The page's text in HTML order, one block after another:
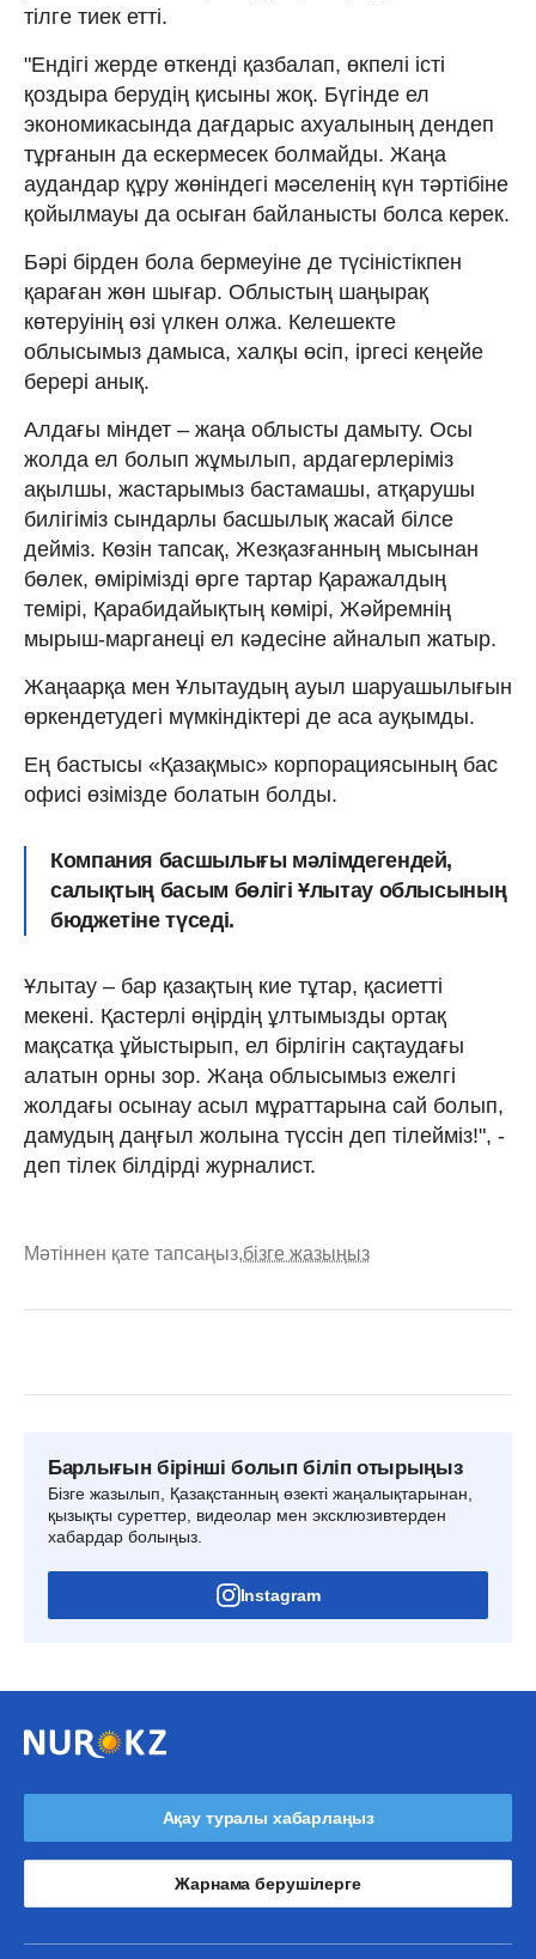
тілге тиек етті.
"Ендігі жерде өткенді қазбалап, өкпелі істі
қоздыра берудің қисыны жоқ. Бүгінде ел
экономикасында дағдарыс ахуалының дендеп
тұрғанын да ескермесек болмайды. Жаңа
аудандар құру жөніндегі мәселенің күн тәртібіне
қойылмауы да осыған байланысты болса керек.
Бәрі бірден бола бермеуіне де түсіністікпен
қараған жөн шығар. Облыстың шаңырақ
көтеруінің өзі үлкен олжа. Келешекте
облысымыз дамыса, халқы өсіп, іргесі кеңейе
берері анық.
Алдағы міндет – жаңа облысты дамыту. Осы
жолда ел болып жұмылып, ардагерлеріміз
ақылшы, жастарымыз бастамашы, атқарушы
билігіміз сындарлы басшылық жасай білсе
дейміз. Көзін тапсақ, Жезқазғанның мысынан
бөлек, өмірімізді өрге тартар Қаражалдың
темірі, Қарабидайықтың көмірі, Жәйремнің
мырыш-марганеці ел кәдесіне айналып жатыр.
Жаңаарқа мен Ұлытаудың ауыл шаруашылығын
өркендетудегі мүмкіндіктері де аса ауқымды.
Ең бастысы «Қазақмыс» корпорациясының бас
офисі өзімізде болатын болды.
Компания басшылығы мәлімдегендей,
салықтың басым бөлігі Ұлытау облысының
бюджетіне түседі.
Ұлытау – бар қазақтың кие тұтар, қасиетті
мекені. Қастерлі өңірдің ұлтымызды ортақ
мақсатқа ұйыстырып, ел бірлігін сақтаудағы
алатын орны зор. Жаңа облысымыз ежелгі
жолдағы осынау асыл мұраттарына сай болып,
дамудың даңғыл жолына түссін деп тілейміз!", -
деп тілек білдірді журналист.
Мәтіннен қате тапсаңыз,бізге жазыңыз
Барлығын бірінші болып біліп отырыңыз
Бізге жазылып, Қазақстанның өзекті жаңалықтарынан,
қызықты суреттер, видеолар мен эксклюзивтерден
хабардар болыңыз.
Instagram
Ақау туралы хабарлаңыз
Жарнама берушілерге